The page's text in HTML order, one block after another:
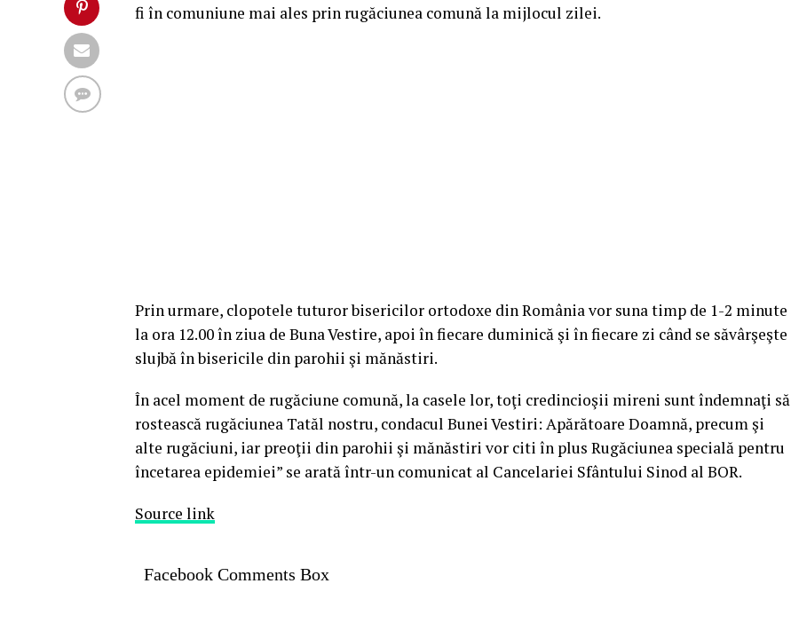
fi în comuniune mai ales prin rugăciunea comună la mijlocul zilei.
Prin urmare, clopotele tuturor bisericilor ortodoxe din România vor suna timp de 1-2 minute
la ora 12.00 în ziua de Buna Vestire, apoi în fiecare duminică şi în fiecare zi când se săvârşeşte
slujbă în bisericile din parohii şi mănăstiri.
În acel moment de rugăciune comună, la casele lor, toţi credincioşii mireni sunt îndemnaţi să
rostească rugăciunea Tatăl nostru, condacul Bunei Vestiri: Apărătoare Doamnă, precum şi
alte rugăciuni, iar preoţii din parohii şi mănăstiri vor citi în plus Rugăciunea specială pentru
încetarea epidemiei” se arată într-un comunicat al Cancelariei Sfântului Sinod al BOR.
Source link
Facebook Comments Box